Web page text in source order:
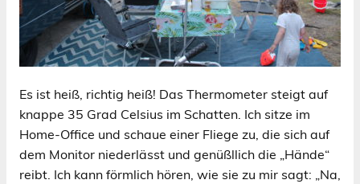
Es ist heiß, richtig heiß! Das Thermometer steigt auf
knappe 35 Grad Celsius im Schatten. Ich sitze im
Home-Office und schaue einer Fliege zu, die sich auf
dem Monitor niederlässt und genüßllich die „Hände“
reibt. Ich kann förmlich hören, wie sie zu mir sagt: „Na,